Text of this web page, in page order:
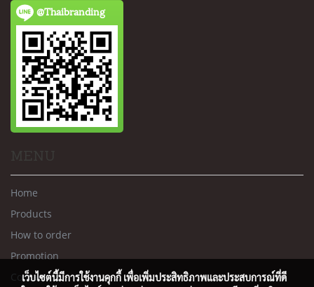
@Thaibranding
Home
Products
How to order
Promotion
Contact us
เว็บไซต์นี้มีการใช้งานคุกกี้ เพื่อเพิ่มประสิทธิภาพและประสบการณ์ที่ดี